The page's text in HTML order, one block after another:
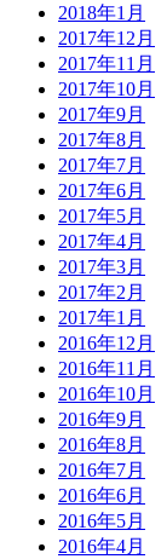
2018年1月
2017年12月
2017年11月
2017年10月
2017年9月
2017年8月
2017年7月
2017年6月
2017年5月
2017年4月
2017年3月
2017年2月
2017年1月
2016年12月
2016年11月
2016年10月
2016年9月
2016年8月
2016年7月
2016年6月
2016年5月
2016年4月